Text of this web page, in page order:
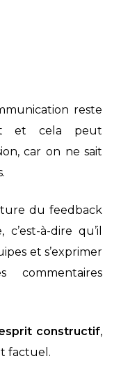
reste
et cela peut
car on ne sait
du feedback
à-dire qu’il
et s’exprimer
constructif,
factuel.